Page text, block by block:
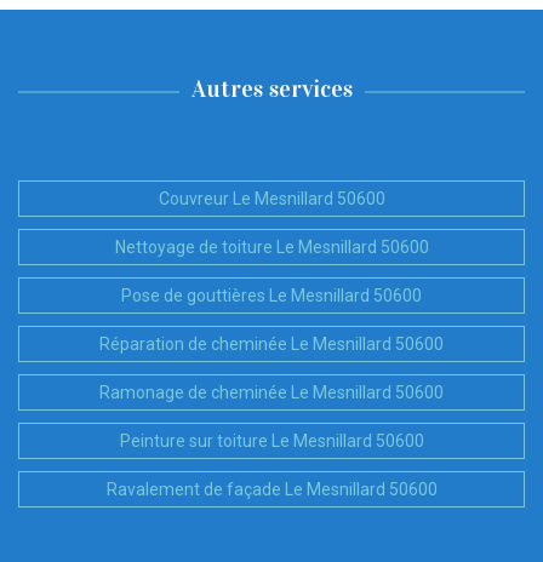
Autres services
Couvreur Le Mesnillard 50600
Nettoyage de toiture Le Mesnillard 50600
Pose de gouttières Le Mesnillard 50600
Réparation de cheminée Le Mesnillard 50600
Ramonage de cheminée Le Mesnillard 50600
Peinture sur toiture Le Mesnillard 50600
Ravalement de façade Le Mesnillard 50600